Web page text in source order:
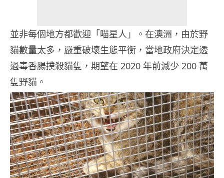
並非每個地方都歡迎「喵星人」。在澳洲，由於野
貓數量太多，嚴重破壞生態平衡，當地政府決定透
過毒香腸撲殺貓隻，期望在 2020 年前減少 200 萬
隻野貓。